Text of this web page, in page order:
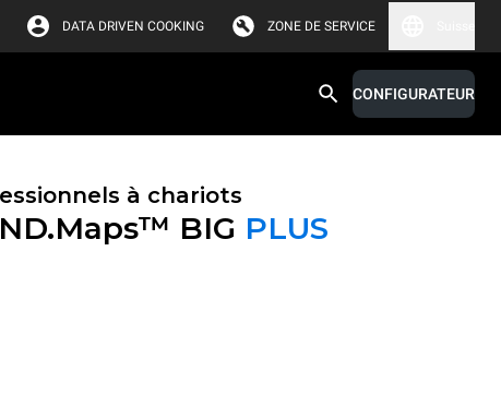
DATA DRIVEN COOKING ZONE DE SERVICE
CONFIGURATEUR
à chariots
BIG PLUS